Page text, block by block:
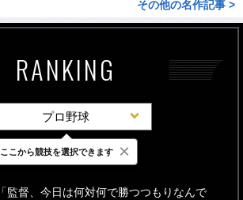
その他の名作記事 >
RANKING
プロ野球
最新 24時間 週間
「監督、今日は何対何で勝つつもりなんで
ここから競技を選択できます ×